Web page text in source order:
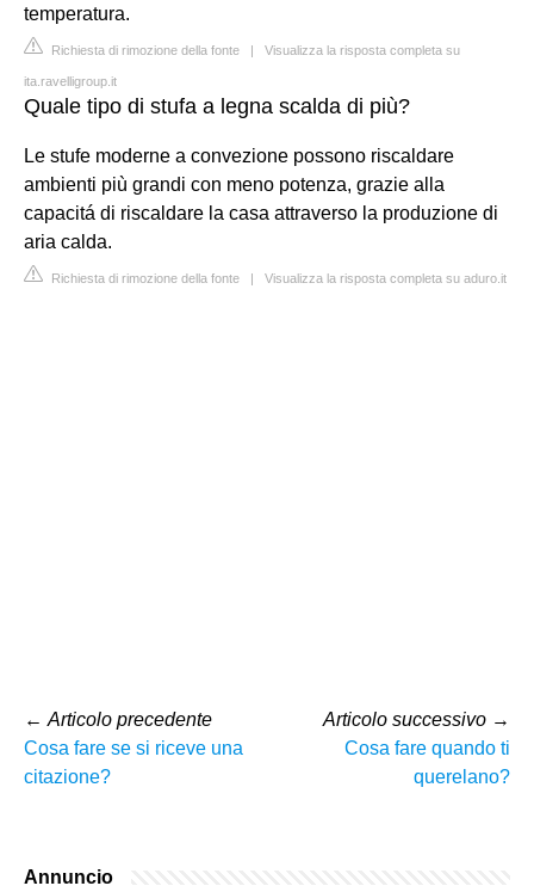
temperatura.
Richiesta di rimozione della fonte | Visualizza la risposta completa su
ita.ravelligroup.it
Quale tipo di stufa a legna scalda di più?
Le stufe moderne a convezione possono riscaldare
ambienti più grandi con meno potenza, grazie alla
capacitá di riscaldare la casa attraverso la produzione di
aria calda.
Richiesta di rimozione della fonte | Visualizza la risposta completa su aduro.it
← Articolo precedente
Cosa fare se si riceve una
citazione?
Articolo successivo →
Cosa fare quando ti
querelano?
Annuncio